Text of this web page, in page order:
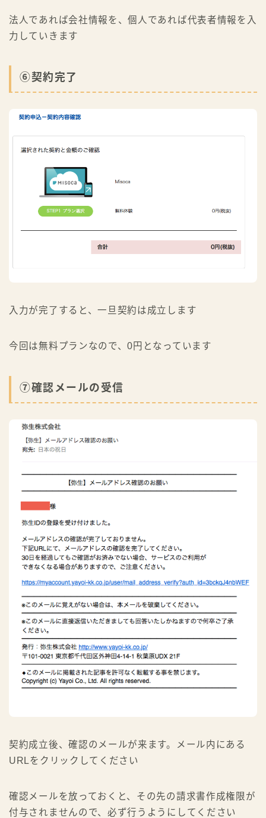
法人であれば会社情報を、個人であれば代表者情報を入
力していきます
⑥契約完了
入力が完了すると、一旦契約は成立します
今回は無料プランなので、0円となっています
⑦確認メールの受信
契約成立後、確認のメールが来ます。メール内にある
URLをクリックしてください
確認メールを放っておくと、その先の請求書作成権限が
付与されませんので、必ず行うようにしてください